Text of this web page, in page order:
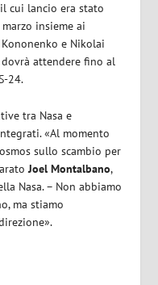
cui lancio era stato
insieme ai
e Nikolai
attendere fino al
24.
tra Nasa e
«Al momento
sullo scambio per
Joel Montalbano,
Nasa. – Non abbiamo
ma stiamo